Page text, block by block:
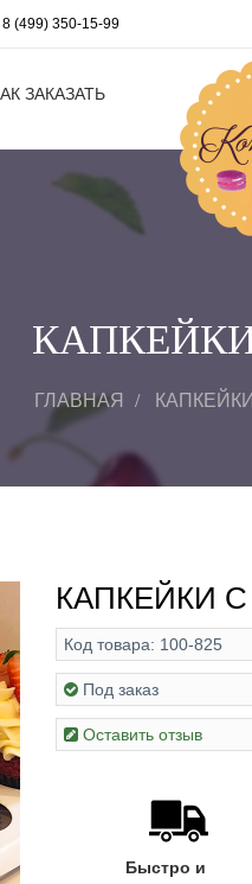
8 (499) 350-15-99
ЗАКАЗАТЬ
ГЛАВНАЯ КАПКЕЙКИ
КАПКЕЙКИ
Код товара: 100-825
Под заказ
Оставить отзыв
Быстро и